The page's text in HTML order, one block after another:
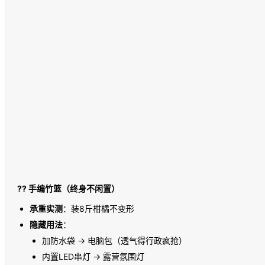
??手编竹篮（终身不闲置）
承重实测 ：装8斤柑橘不变形
隐藏用法：
加防水袋 → 电脑包（透气得行政疯抢）
内置LED串灯 → 露营氛围灯